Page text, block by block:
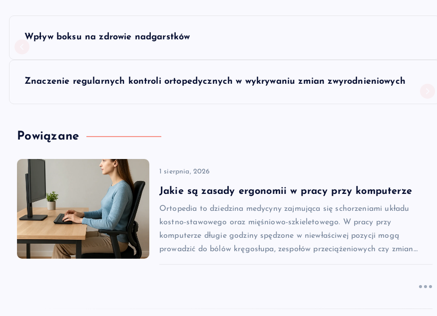
N
g
a
a
Wpływ boksu na zdrowie nadgarstków
Znaczenie regularnych kontroli ortopedycznych w wykrywaniu zmian zwyrodnieniowych
Powiązane
1 sierpnia, 2026
Jakie są zasady ergonomii w pracy przy komputerze
Ortopedia to dziedzina medycyny zajmująca się schorzeniami układu
kostno-stawowego oraz mięśniowo-szkieletowego. W pracy przy
komputerze długie godziny spędzone w niewłaściwej pozycji mogą
prowadzić do bólów kręgosłupa, zespołów przeciążeniowych czy zmian…